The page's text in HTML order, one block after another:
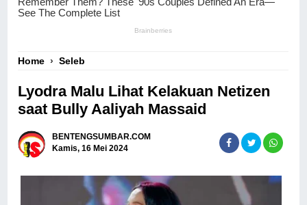
Home ›Seleb
Lyodra Malu Lihat Kelakuan Netizen
saat Bully Aaliyah Massaid
BENTENGSUMBAR.COM
Kamis, 16 Mei 2024